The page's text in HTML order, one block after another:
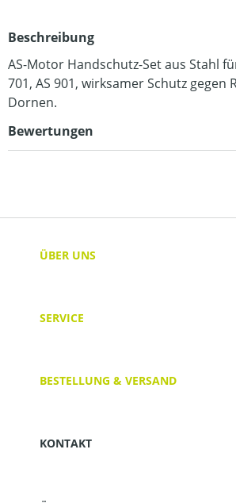
Beschreibung
AS-Motor Handschutz-Set aus Stahl
701, AS 901, wirksamer Schutz gegen
Dornen.
Bewertungen
ÜBER UNS
SERVICE
BESTELLUNG & VERSAND
KONTAKT